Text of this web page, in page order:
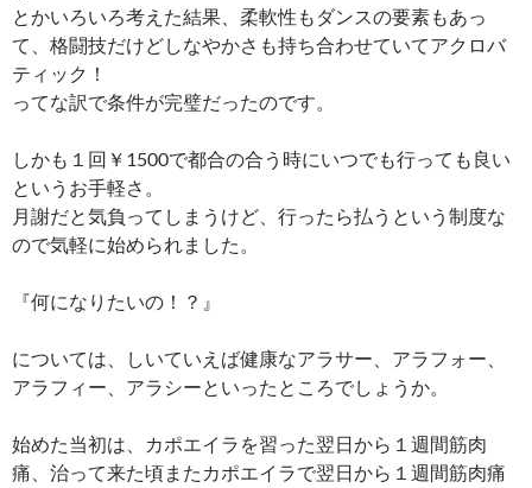
とかいろいろ考えた結果、柔軟性もダンスの要素もあっ
て、格闘技だけどしなやかさも持ち合わせていてアクロバ
ティック！
ってな訳で条件が完璧だったのです。
しかも１回￥1500で都合の合う時にいつでも行っても良い
というお手軽さ。
月謝だと気負ってしまうけど、行ったら払うという制度な
ので気軽に始められました。
『何になりたいの！？』
については、しいていえば健康なアラサー、アラフォー、
アラフィー、アラシーといったところでしょうか。
始めた当初は、カポエイラを習った翌日から１週間筋肉
痛、治って来た頃またカポエイラで翌日から１週間筋肉痛